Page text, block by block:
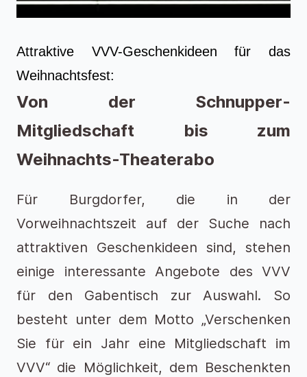
Attraktive VVV-Geschenkideen für das
Weihnachtsfest:
Von der Schnupper-
Mitgliedschaft bis zum
Weihnachts-Theaterabo
Für Burgdorfer, die in der
Vorweihnachtszeit auf der Suche nach
attraktiven Geschenkideen sind, stehen
einige interessante Angebote des VVV
für den Gabentisch zur Auswahl. So
besteht unter dem Motto „Verschenken
Sie für ein Jahr eine Mitgliedschaft im
VVV“ die Möglichkeit, dem Beschenkten